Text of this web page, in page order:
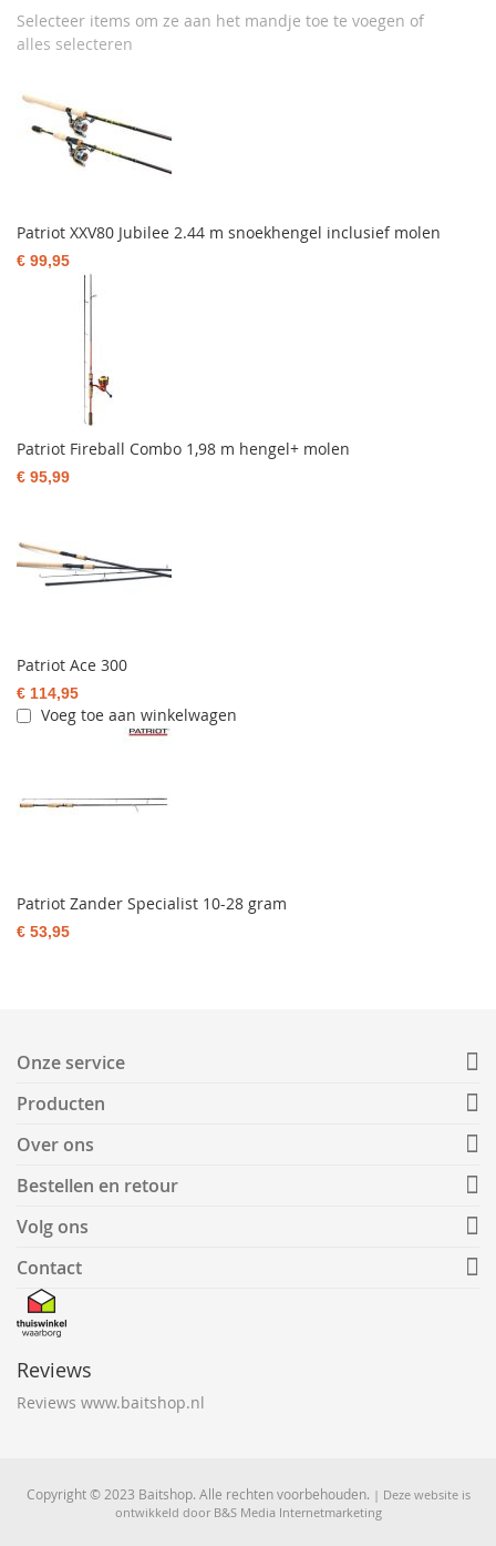
Selecteer items om ze aan het mandje toe te voegen of
alles selecteren
Patriot XXV80 Jubilee 2.44 m snoekhengel inclusief molen
€ 99,95
Patriot Fireball Combo 1,98 m hengel+ molen
€ 95,99
Patriot Ace 300
€ 114,95
Voeg toe aan winkelwagen
Patriot Zander Specialist 10-28 gram
€ 53,95
Onze service
Producten
Over ons
Bestellen en retour
Volg ons
Contact
Reviews
Reviews www.baitshop.nl
Copyright © 2023 Baitshop. Alle rechten voorbehouden. | Deze website is
ontwikkeld door B&S Media Internetmarketing